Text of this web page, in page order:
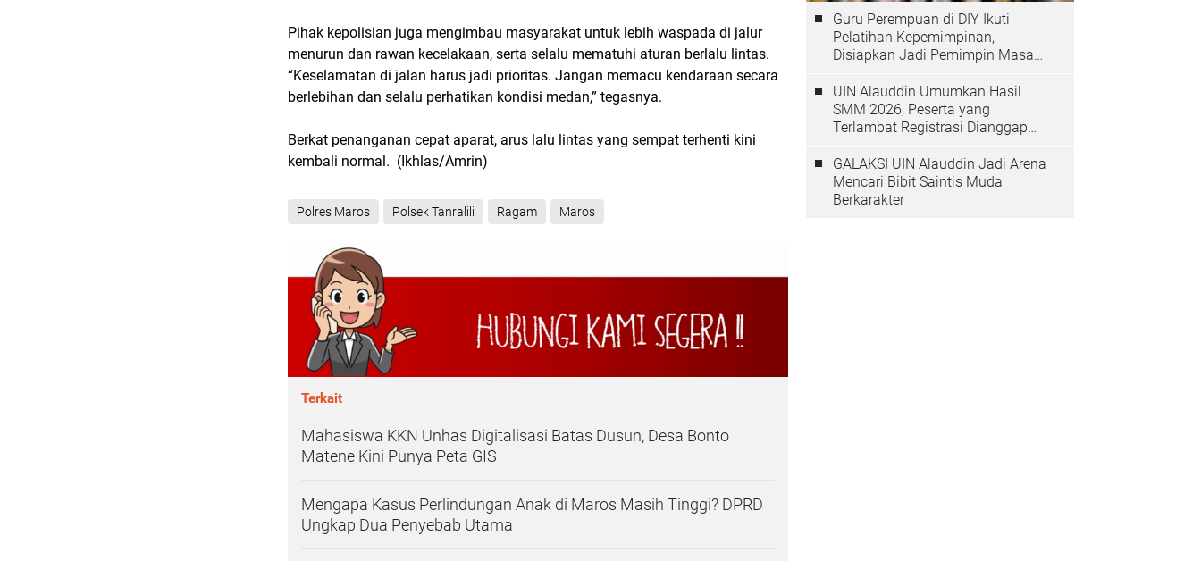
Pihak kepolisian juga mengimbau masyarakat untuk lebih waspada di jalur
menurun dan rawan kecelakaan, serta selalu mematuhi aturan berlalu lintas.
“Keselamatan di jalan harus jadi prioritas. Jangan memacu kendaraan secara
berlebihan dan selalu perhatikan kondisi medan,” tegasnya.
Berkat penanganan cepat aparat, arus lalu lintas yang sempat terhenti kini
kembali normal. (Ikhlas/Amrin)
Polres Maros Polsek Tanralili Ragam Maros
Terkait
Mahasiswa KKN Unhas Digitalisasi Batas Dusun, Desa Bonto
Matene Kini Punya Peta GIS
Mengapa Kasus Perlindungan Anak di Maros Masih Tinggi? DPRD
Ungkap Dua Penyebab Utama
Guru Perempuan di DIY Ikuti
Pelatihan Kepemimpinan,
Disiapkan Jadi Pemimpin Masa
UIN Alauddin Umumkan Hasil
SMM 2026, Peserta yang
Terlambat Registrasi Dianggap
GALAKSI UIN Alauddin Jadi Arena
Mencari Bibit Saintis Muda
Berkarakter